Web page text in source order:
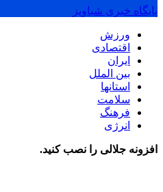
پایگاه خبری شباویز
ورزش
اقتصادی
ایران
بین الملل
استانها
سلامت
فرهنگ
انرژی
افزونه جلالی را نصب کنید.